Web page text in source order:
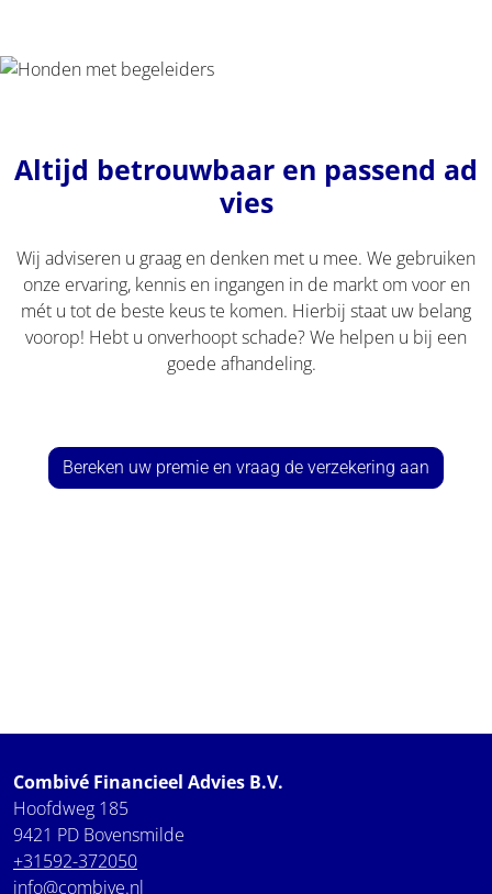
Altijd betrouwbaar en passend ad
vies
Wij adviseren u graag en denken met u mee. We gebruiken
onze ervaring, kennis en ingangen in de markt om voor en
mét u tot de beste keus te komen. Hierbij staat uw belang
voorop! Hebt u onverhoopt schade? We helpen u bij een
goede afhandeling.
Bereken uw premie en vraag de verzekering aan
Combivé Financieel Advies B.V.
Hoofdweg 185
9421 PD Bovensmilde
+31592-372050
info@combive.nl